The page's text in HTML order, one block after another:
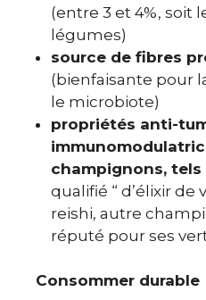
(entre 3 et 4%, soit
légumes)
source de fibres
(bienfaisante pour
le microbiote)
propriétés anti-
champignons,
qualifié “ d’élixir de
reishi, autre
réputé pour ses
Consommer durable